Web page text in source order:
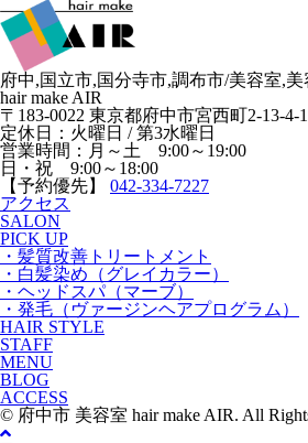
府中,国立市,国分寺市,調布市/美容室,美
hair make AIR
〒183-0022 東京都府中市宮西町2-13-4-
定休日：火曜日 / 第3水曜日
営業時間：月～土 9:00～19:00
日・祝 9:00～18:00
【予約優先】 042-334-7227
アクセス
SALON
PICK UP
・髪質改善トリートメント
・白髪染め（グレイカラー）
・ヘッドスパ（マーブ）
・発毛（ヴァージンヘアプログラム）
HAIR STYLE
STAFF
MENU
BLOG
ACCESS
© 府中市 美容室 hair make AIR. All